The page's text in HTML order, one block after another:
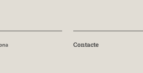
Contacte